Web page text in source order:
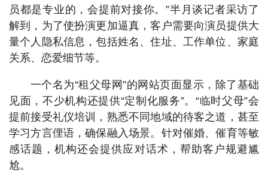
员都是专业的，会提前对接你。”半月谈记者采访了
解到，为了使扮演更加逼真，客户需要向演员提供大
量个人隐私信息，包括姓名、住址、工作单位、家庭
关系、恋爱细节等。
一个名为“租父母网”的网站页面显示，除了基础
见面，不少机构还提供“定制化服务”。“临时父母”会
提前接受礼仪培训，熟悉不同地域的待客之道，甚至
学习方言俚语，确保融入场景。针对催婚、催育等敏
感话题，机构还会提供应对话术，帮助客户规避尴
尬。